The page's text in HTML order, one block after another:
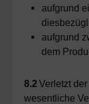
aufgrund
aufgrund
dem
8.2 Verletzt
wesentliche